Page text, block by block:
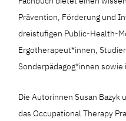
Prävention, Förderung und
dreistufigen Public-Health-
Ergotherapeut*innen,
Sonderpädagog*innen
Die Autorinnen Susan Bazyk
das Occupational Therapy